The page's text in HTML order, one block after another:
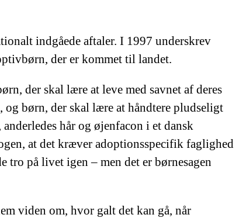
indgåede aftaler. I 1997 underskrev
der er kommet til landet.
der skal lære at leve med savnet af deres
børn, der skal lære at håndtere pludseligt
hår og øjenfacon i et dansk
at det kræver adoptionsspecifik faglighed
på livet igen – men det er børnesagen
viden om, hvor galt det kan gå, når